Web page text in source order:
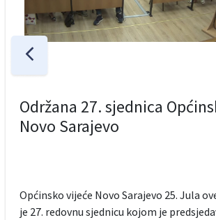
Održana 27. sjednica
Novo Sarajevo
Općinsko vijeće Novo Sarajevo 25. Jula
je 27. redovnu sjednicu kojom je